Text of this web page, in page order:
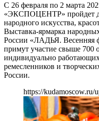
С 26 февраля по 2 марта
«ЭКСПОЦЕНТР» пройдет
народного искусства,
Выставка-ярмарка
России «ЛАДЬЯ. Весенняя
примут участие свыше 700
индивидуально
ремесленников и
России.
https://kudamoscow.ru/